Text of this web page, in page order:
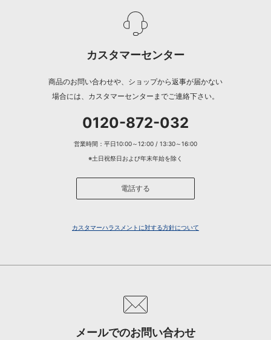
カスタマーセンター
商品のお問い合わせや、ショップから返事が届かない
場合には、カスタマーセンターまでご連絡下さい。
0120-872-032
営業時間：平日10:00～12:00 / 13:30～16:00
※土日祝祭日および年末年始を除く
電話する
カスタマーハラスメントに対する方針について
メールでのお問い合わせ